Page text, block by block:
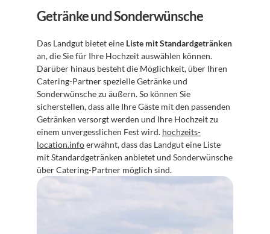
Getränke und Sonderwünsche
Das Landgut bietet eine Liste mit Standardgetränken
an, die Sie für Ihre Hochzeit auswählen können.
Darüber hinaus besteht die Möglichkeit, über Ihren
Catering-Partner spezielle Getränke und
Sonderwünsche zu äußern. So können Sie
sicherstellen, dass alle Ihre Gäste mit den passenden
Getränken versorgt werden und Ihre Hochzeit zu
einem unvergesslichen Fest wird. hochzeits-
location.info erwähnt, dass das Landgut eine Liste
mit Standardgetränken anbietet und Sonderwünsche
über Catering-Partner möglich sind.